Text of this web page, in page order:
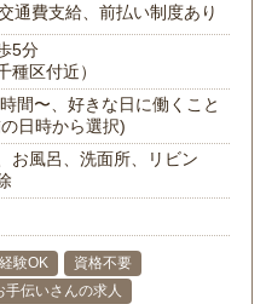
交通費支給、前払い制度あり
5分
種区付近）
間〜、好きな日に働くこと
日時から選択)
お風呂、洗面所、リビン
験OK
資格不要
手伝いさんの求人